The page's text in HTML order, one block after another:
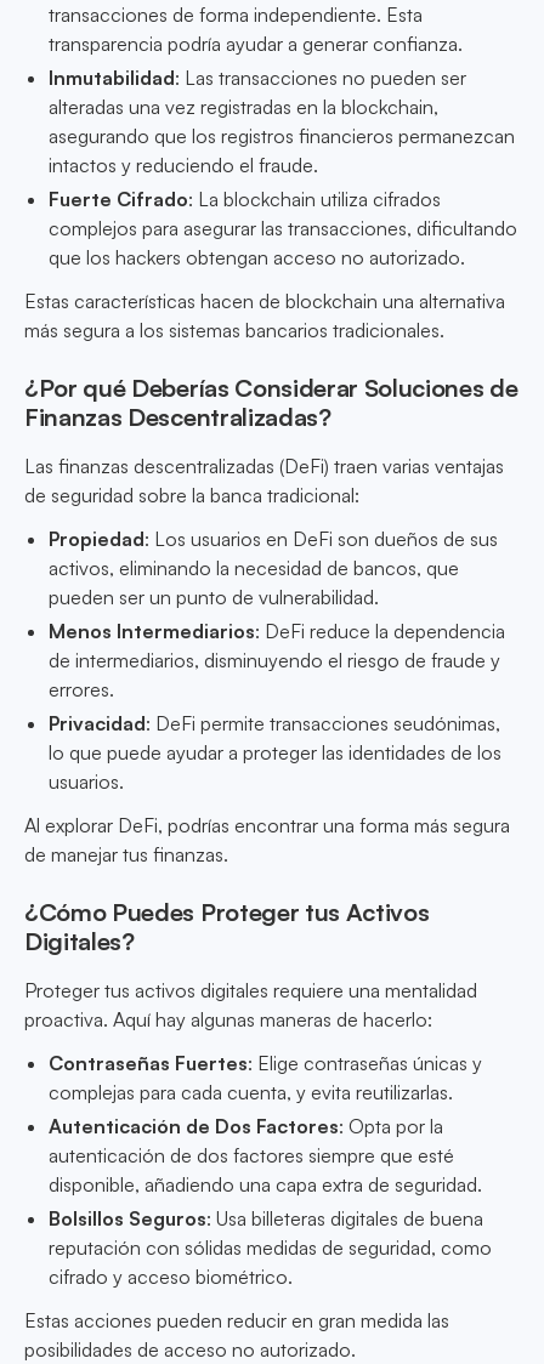
transacciones de forma independiente. Esta
transparencia podría ayudar a generar confianza.
Inmutabilidad: Las transacciones no pueden ser
alteradas una vez registradas en la blockchain,
asegurando que los registros financieros permanezcan
intactos y reduciendo el fraude.
Fuerte Cifrado: La blockchain utiliza cifrados
complejos para asegurar las transacciones, dificultando
que los hackers obtengan acceso no autorizado.
Estas características hacen de blockchain una alternativa
más segura a los sistemas bancarios tradicionales.
¿Por qué Deberías Considerar Soluciones de
Finanzas Descentralizadas?
Las finanzas descentralizadas (DeFi) traen varias ventajas
de seguridad sobre la banca tradicional:
Propiedad: Los usuarios en DeFi son dueños de sus
activos, eliminando la necesidad de bancos, que
pueden ser un punto de vulnerabilidad.
Menos Intermediarios: DeFi reduce la dependencia
de intermediarios, disminuyendo el riesgo de fraude y
errores.
Privacidad: DeFi permite transacciones seudónimas,
lo que puede ayudar a proteger las identidades de los
usuarios.
Al explorar DeFi, podrías encontrar una forma más segura
de manejar tus finanzas.
¿Cómo Puedes Proteger tus Activos
Digitales?
Proteger tus activos digitales requiere una mentalidad
proactiva. Aquí hay algunas maneras de hacerlo:
Contraseñas Fuertes: Elige contraseñas únicas y
complejas para cada cuenta, y evita reutilizarlas.
Autenticación de Dos Factores: Opta por la
autenticación de dos factores siempre que esté
disponible, añadiendo una capa extra de seguridad.
Bolsillos Seguros: Usa billeteras digitales de buena
reputación con sólidas medidas de seguridad, como
cifrado y acceso biométrico.
Estas acciones pueden reducir en gran medida las
posibilidades de acceso no autorizado.